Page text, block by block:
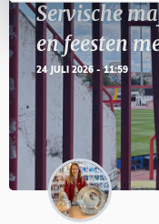
Servische
en feesten
24 JULI 2026 - 11:59